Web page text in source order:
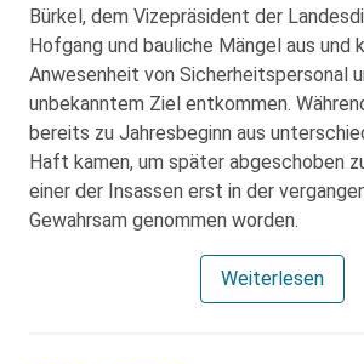
Bürkel, dem Vizepräsident der
Hofgang und bauliche Mängel aus
Anwesenheit von Sicherheitspersonal
unbekanntem Ziel entkommen.
bereits zu Jahresbeginn aus
Haft kamen, um später abgeschoben
einer der Insassen erst in der
Gewahrsam genommen worden.
Weiterlesen